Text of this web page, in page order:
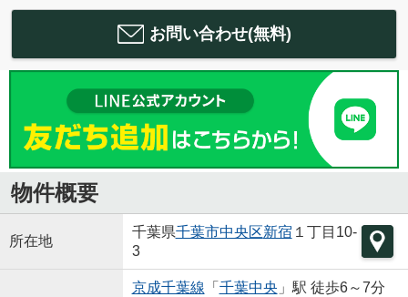
お問い合わせ(無料)
物件概要
所在地
千葉県千葉市中央区新宿 １丁目10-
3
京成千葉線 「 千葉中央 」駅 徒歩6～7分